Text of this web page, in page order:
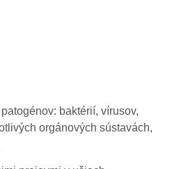
baktérií, vírusov,
orgánových sústavách,